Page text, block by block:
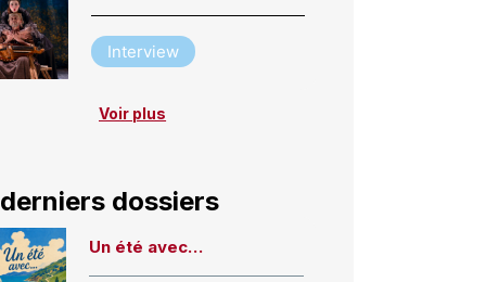
Interview
Voir plus
dossiers
Un été avec…